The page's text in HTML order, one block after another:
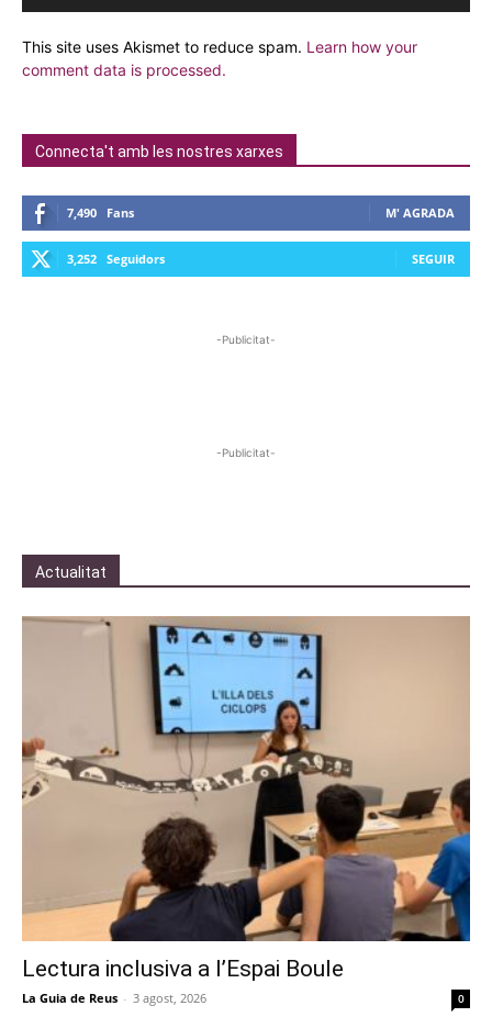
This site uses Akismet to reduce spam. Learn how your
comment data is processed.
Connecta't amb les nostres xarxes
7,490 Fans M' AGRADA
3,252 Seguidors SEGUIR
-Publicitat-
-Publicitat-
Actualitat
Lectura inclusiva a l’Espai Boule
La Guia de Reus - 3 agost, 2026 0